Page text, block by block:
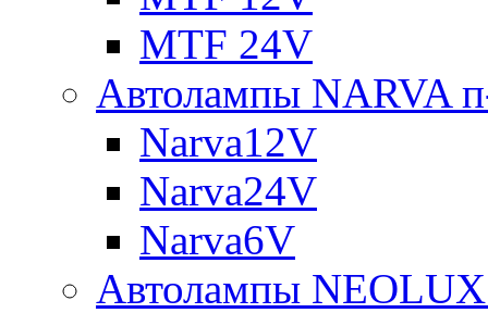
MTF 24V
Автолампы NARVA
Narva12V
Narva24V
Narva6V
Автолампы